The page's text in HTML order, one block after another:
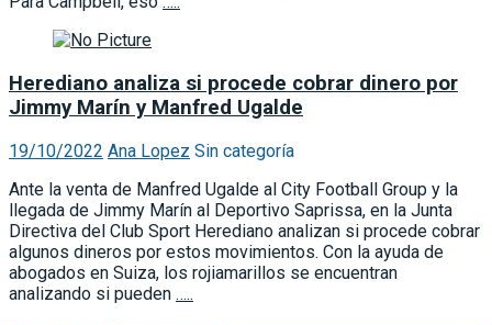
Herediano analiza si procede cobrar dinero por
Jimmy Marín y Manfred Ugalde
19/10/2022 Ana Lopez Sin categoría
Ante la venta de Manfred Ugalde al City Football Group y la
llegada de Jimmy Marín al Deportivo Saprissa, en la Junta
Directiva del Club Sport Herediano analizan si procede cobrar
algunos dineros por estos movimientos. Con la ayuda de
abogados en Suiza, los rojiamarillos se encuentran
analizando si pueden …..